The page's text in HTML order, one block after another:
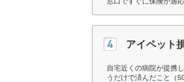
アイペット
自宅近くの病院が提携
うだけで済んだこと（